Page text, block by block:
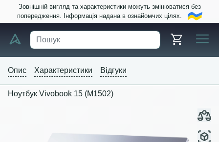
Зовнішній вигляд та характеристики можуть змінюватися без
попередження. Інформація надана в ознайомчих цілях.
Опис Характеристики Відгуки
Ноутбук Vivobook 15 (M1502)